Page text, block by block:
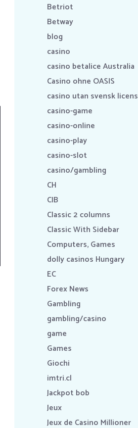
Betriot
Betway
blog
casino
casino betalice Australia
Casino ohne OASIS
casino utan svensk licens
casino-game
casino-online
casino-play
casino-slot
casino/gambling
CH
CIB
Classic 2 columns
Classic With Sidebar
Computers, Games
dolly casinos Hungary
EC
Forex News
Gambling
gambling/casino
game
Games
Giochi
imtri.cl
Jackpot bob
Jeux
Jeux de Casino Millioner